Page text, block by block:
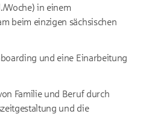
Woche) in einem
beim einzigen sächsischen
und eine Einarbeitung
Familie und Beruf durch
und die